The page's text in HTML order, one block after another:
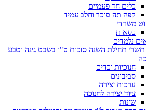
כלים חד פעמיים
קפה תה סוכר וחלב עמיד
משרדי
כסאות
נלמדים
תשרי תחילת השנה סוכות ט"ו בשבט גינה וטבע
חנוכיות וכדים
סביבונים
ערכות יצירה
ציוד יצירה לחנוכה
שונות